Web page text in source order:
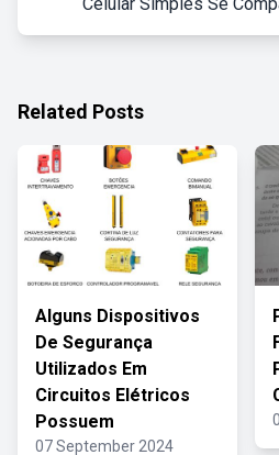
Related Posts
Alguns Dispositivos
De Segurança
Utilizados Em
Circuitos Elétricos
Possuem
07 September 2024